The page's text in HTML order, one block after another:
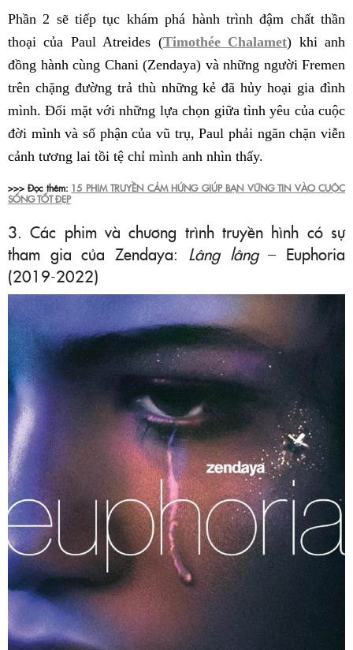
Phần 2 sẽ tiếp tục khám phá hành trình đậm chất thần
thoại của Paul Atreides (Timothée Chalamet) khi anh
đồng hành cùng Chani (Zendaya) và những người Fremen
trên chặng đường trả thù những kẻ đã hủy hoại gia đình
mình. Đối mặt với những lựa chọn giữa tình yêu của cuộc
đời mình và số phận của vũ trụ, Paul phải ngăn chặn viễn
cảnh tương lai tồi tệ chỉ mình anh nhìn thấy.
>>> Đọc thêm: 15 PHIM TRUYỀN CẢM HỨNG GIÚP BẠN VỮNG TIN VÀO CUỘC
SỐNG TỐT ĐẸP
3. Các phim và chương trình truyền hình có sự
tham gia của Zendaya: Lâng lâng– Euphoria
(2019-2022)